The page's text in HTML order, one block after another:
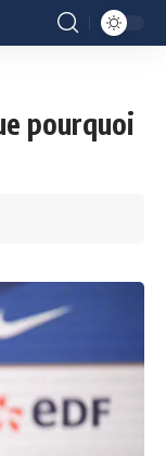
pourquoi